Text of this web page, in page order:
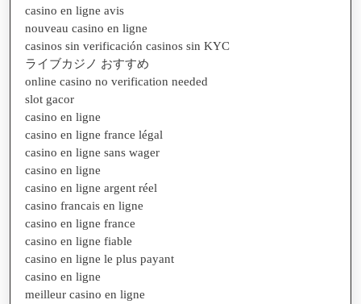
casino en ligne avis
nouveau casino en ligne
casinos sin verificación casinos sin KYC
ライブカジノ おすすめ
online casino no verification needed
slot gacor
casino en ligne
casino en ligne france légal
casino en ligne sans wager
casino en ligne
casino en ligne argent réel
casino francais en ligne
casino en ligne france
casino en ligne fiable
casino en ligne le plus payant
casino en ligne
meilleur casino en ligne